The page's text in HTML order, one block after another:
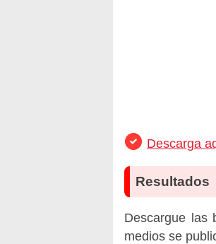
Descarga
Resultados
Descargue las
medios se